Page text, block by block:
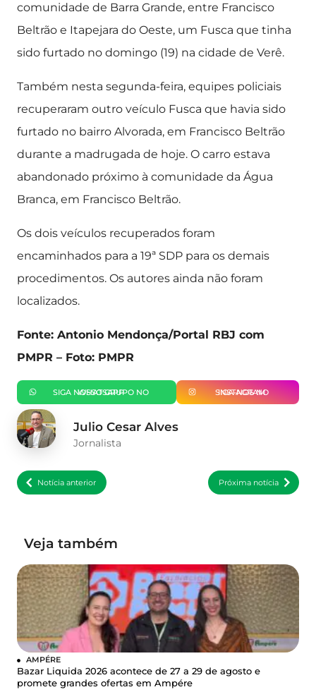
comunidade de Barra Grande, entre Francisco
Beltrão e Itapejara do Oeste, um Fusca que tinha
sido furtado no domingo (19) na cidade de Verê.
Também nesta segunda-feira, equipes policiais
recuperaram outro veículo Fusca que havia sido
furtado no bairro Alvorada, em Francisco Beltrão
durante a madrugada de hoje. O carro estava
abandonado próximo à comunidade da Água
Branca, em Francisco Beltrão.
Os dois veículos recuperados foram
encaminhados para a 19ª SDP para os demais
procedimentos. Os autores ainda não foram
localizados.
Fonte: Antonio Mendonça/Portal RBJ com
PMPR – Foto: PMPR
SIGA NOSSO GRUPO NO WHATSAPP SIGA-NOS NO INSTAGRAM
Julio Cesar Alves
Jornalista
Notícia anterior Próxima notícia
Veja também
AMPÉRE
Bazar Liquida 2026 acontece de 27 a 29 de agosto e
promete grandes ofertas em Ampére